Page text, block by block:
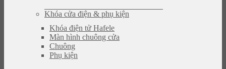
Khóa cửa điện & phụ kiện
Khóa điện tử Hafele
Màn hình chuông cửa
Chuông
Phụ kiện